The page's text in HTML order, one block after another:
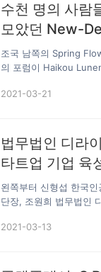
수천 명의 사람
모았던 New-
우에서 종료됩
조국 남쪽의 Spring
의 포럼이 Haikou
.EFTalk Encrypted
프로젝트 파티, 거래소,
모였습니다. 경제 세계
2021-03-21
법무법인 디라
타트업 기업 육
왼쪽부터 신형섭 한국
단장, 조원희 법무법인
한국인공지능협회(회장
2021-03-13